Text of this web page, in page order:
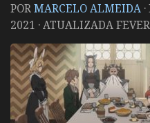
PORMARCELO ALMEIDA
2021 · ATUALIZADA